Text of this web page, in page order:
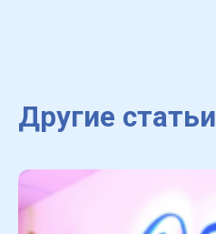
Другие статьи